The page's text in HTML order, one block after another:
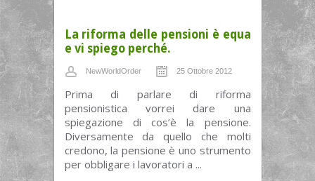
La riforma delle pensioni è equa
e vi spiego perché.
NewWorldOrder 25 Ottobre 2012
Prima di parlare di riforma
pensionistica vorrei dare una
spiegazione di cos’è la pensione.
Diversamente da quello che molti
credono, la pensione è uno strumento
per obbligare i lavoratori a ...